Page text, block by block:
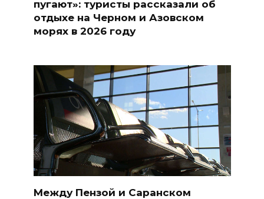
пугают»: туристы рассказали об
отдыхе на Черном и Азовском
морях в 2026 году
Между Пензой и Саранском